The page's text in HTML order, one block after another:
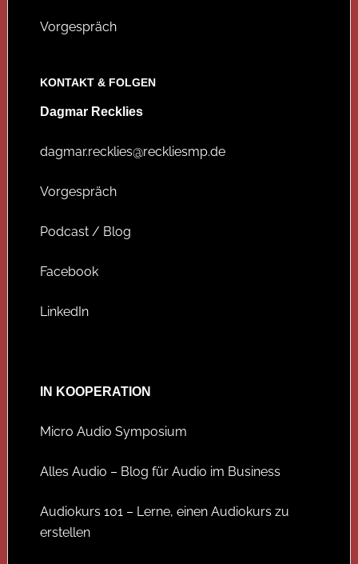
Vorgespräch
KONTAKT & FOLGEN
Dagmar Recklies
dagmar.recklies@reckliesmp.de
Vorgespräch
Podcast / Blog
Facebook
LinkedIn
IN KOOPERATION
Micro Audio Symposium
Alles Audio – Blog für Audio im Business
Audiokurs 101 – Lerne, einen Audiokurs zu
erstellen